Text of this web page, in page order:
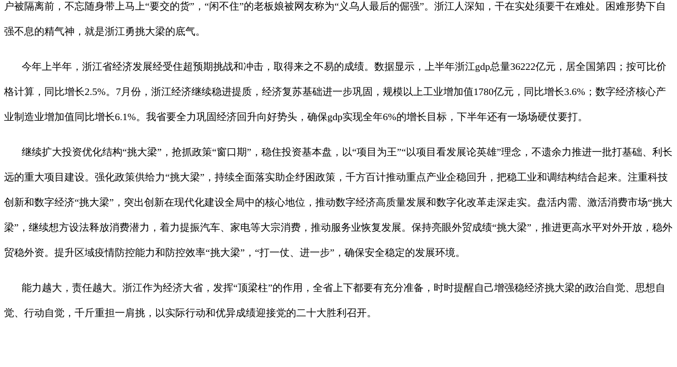
户被隔离前，不忘随身带上马上“要交的货”，“闲不住”的老板娘被网友称为“义乌人最后的倔强”。浙江人深知，干在实处须要干在难处。困难形势下自
强不息的精气神，就是浙江勇挑大梁的底气。
今年上半年，浙江省经济发展经受住超预期挑战和冲击，取得来之不易的成绩。数据显示，上半年浙江gdp总量36222亿元，居全国第四；按可比价
格计算，同比增长2.5%。7月份，浙江经济继续稳进提质，经济复苏基础进一步巩固，规模以上工业增加值1780亿元，同比增长3.6%；数字经济核心产
业制造业增加值同比增长6.1%。我省要全力巩固经济回升向好势头，确保gdp实现全年6%的增长目标，下半年还有一场场硬仗要打。
继续扩大投资优化结构“挑大梁”，抢抓政策“窗口期”，稳住投资基本盘，以“项目为王”“以项目看发展论英雄”理念，不遗余力推进一批打基础、利长
远的重大项目建设。强化政策供给力“挑大梁”，持续全面落实助企纾困政策，千方百计推动重点产业企稳回升，把稳工业和调结构结合起来。注重科技
创新和数字经济“挑大梁”，突出创新在现代化建设全局中的核心地位，推动数字经济高质量发展和数字化改革走深走实。盘活内需、激活消费市场“挑大
梁”，继续想方设法释放消费潜力，着力提振汽车、家电等大宗消费，推动服务业恢复发展。保持亮眼外贸成绩“挑大梁”，推进更高水平对外开放，稳外
贸稳外资。提升区域疫情防控能力和防控效率“挑大梁”，“打一仗、进一步”，确保安全稳定的发展环境。
能力越大，责任越大。浙江作为经济大省，发挥“顶梁柱”的作用，全省上下都要有充分准备，时时提醒自己增强稳经济挑大梁的政治自觉、思想自
觉、行动自觉，千斤重担一肩挑，以实际行动和优异成绩迎接党的二十大胜利召开。